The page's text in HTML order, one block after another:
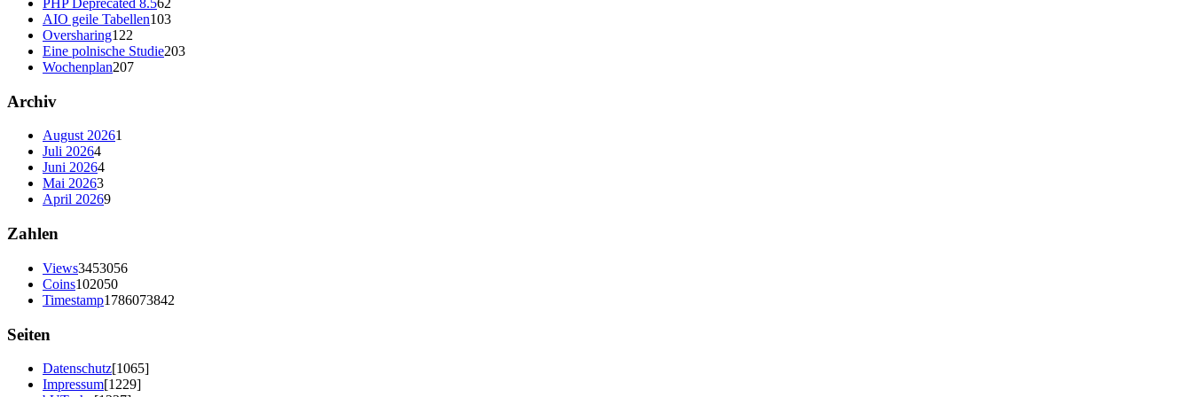
PHP Deprecated 8.562
AIO geile Tabellen103
Oversharing122
Eine polnische Studie203
Wochenplan207
Archiv
August 20261
Juli 20264
Juni 20264
Mai 20263
April 20269
Zahlen
Views3453056
Coins102050
Timestamp1786073842
Seiten
Datenschutz[1065]
Impressum[1229]